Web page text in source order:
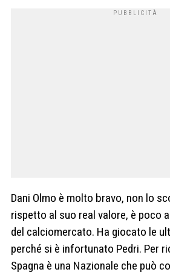
Dani Olmo è molto bravo, non lo
rispetto al suo real valore, è poco
del calciomercato. Ha giocato le
perché si è infortunato Pedri. Per
Spagna è una Nazionale che può